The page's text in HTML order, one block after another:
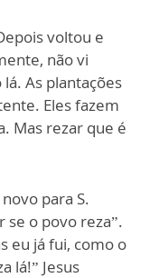
voltou e
não vi
As plantações
Eles fazem
Mas rezar que é
para S.
se o povo reza”.
eu já fui, como o
lá!” Jesus